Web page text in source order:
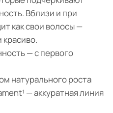
Вблизи и при
как свои волосы —
— с первого
натурального роста
— аккуратная линия